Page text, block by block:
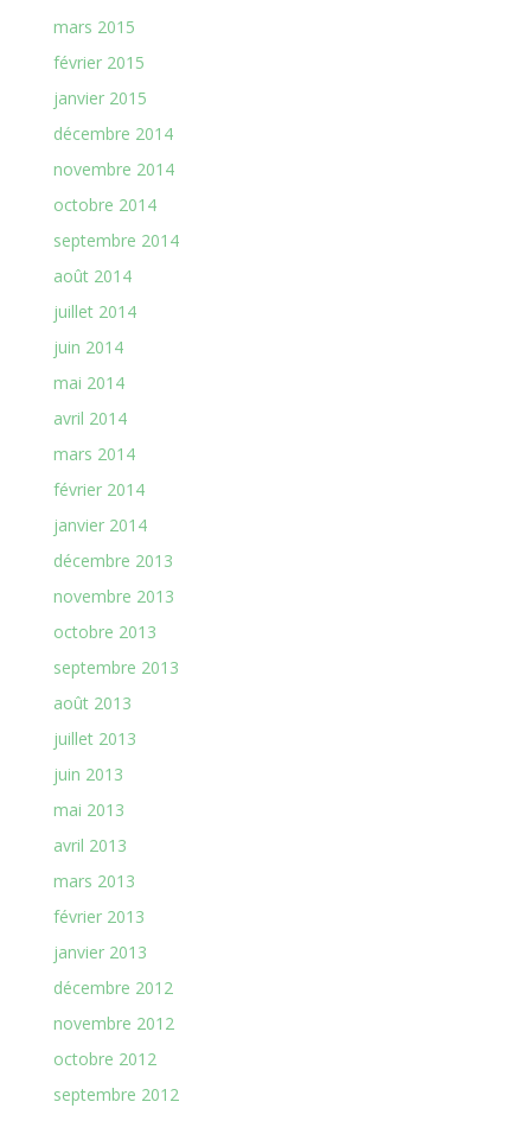
mars 2015
février 2015
janvier 2015
décembre 2014
novembre 2014
octobre 2014
septembre 2014
août 2014
juillet 2014
juin 2014
mai 2014
avril 2014
mars 2014
février 2014
janvier 2014
décembre 2013
novembre 2013
octobre 2013
septembre 2013
août 2013
juillet 2013
juin 2013
mai 2013
avril 2013
mars 2013
février 2013
janvier 2013
décembre 2012
novembre 2012
octobre 2012
septembre 2012